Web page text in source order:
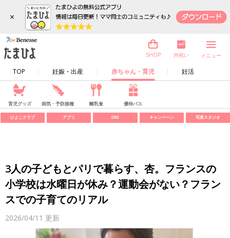
×
TOP 妊娠・出産 赤ちゃん・育児 妊活
SHOP 内祝い メニュー
育児グッズ 病気・予防接種 離乳食 優待パス
ひよこクラブ アプリ SNS キャンペーン 写真スタジオ
3人の子どもとパリで暮らす、杏。フランスの
小学校は水曜日が休み？運動会がない？フラン
スでの子育てのリアル
2026/04/11 更新